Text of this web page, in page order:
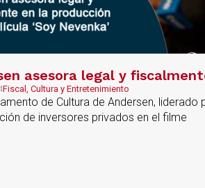
asesora legal y
Fiscal, Cultura y Entretenimiento
de Cultura de Andersen,
de inversores privados en el filme